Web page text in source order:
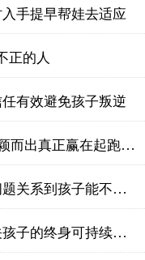
手提早帮娃去适应
正的人
有效避免孩子叛逆
把握好7~12岁养育重点孩子便能脱颖而出真正赢在起跑线上
在小学阶段家长要重视这3大教育问题关系到孩子能不能成才
早期教育中父母要关注7个方面事关孩子的终身可持续发展